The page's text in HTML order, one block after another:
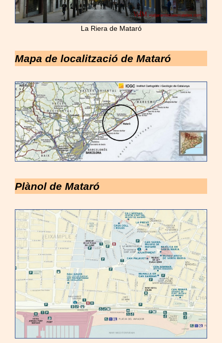
La Riera de Mataró
Mapa de localització de Mataró
Plànol de Mataró